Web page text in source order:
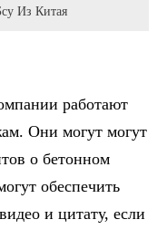
Из Китая
работают
Они могут могут
о бетонном
обеспечить
и цитату, если